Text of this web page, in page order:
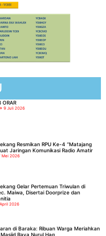
9 Juli 2026
Resmikan RPU Ke-4 “Matajang
Jaringan Komunikasi Radio Amatir
Mei 2026
Gelar Pertemuan Triwulan di
Maiwa, Disertai Doorprize dan
2026
di Baraka: Ribuan Warga Meriahkan
Raya Nurul Haq